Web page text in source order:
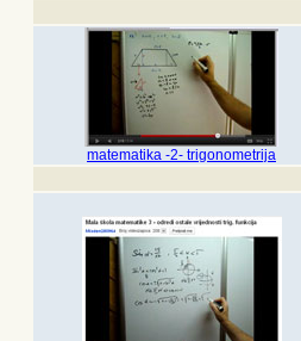
matematika -2- trigonometrija